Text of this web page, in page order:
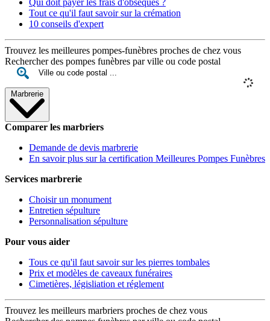
Tout ce qu'il faut savoir sur la crémation
10 conseils d'expert
Trouvez les meilleures pompes-funèbres proches de chez vous
Rechercher des pompes funèbres par ville ou code postal
Marbrerie
Comparer les marbriers
Demande de devis marbrerie
En savoir plus sur la certification Meilleures Pompes Funèbres
Services marbrerie
Choisir un monument
Entretien sépulture
Personnalisation sépulture
Pour vous aider
Tous ce qu'il faut savoir sur les pierres tombales
Prix et modèles de caveaux funéraires
Cimetières, législiation et réglement
Trouvez les meilleurs marbriers proches de chez vous